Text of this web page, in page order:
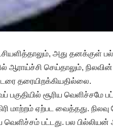
அது தனக்குள்
ஆராய்ச்சி செய்தாலும்,
தரையிறக்கியதில்லை.
சூரிய வெளிச்சமே
மாற்றம் ஏற்பட வைத்தது. நிலவு
வெளிச்சம் பட்டது. பல